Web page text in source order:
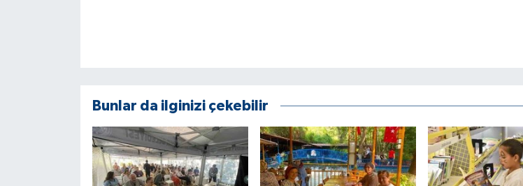
Bunlar da ilginizi çekebilir